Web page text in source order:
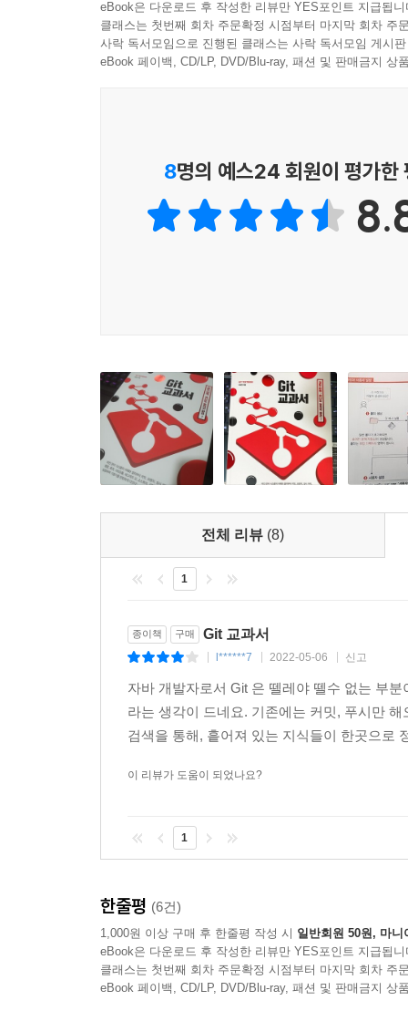
12.1 refs
__12.1.1 실습 환경 준비
__12.1.2 해시
__12.2.2 기록 확인
__12.2.3 기간 확인
__12.2.4 기록 유지
__12.4.1 실습 환경 준비
__12.4.2 저장소 분리
__12.4.3 저장소 분리
__12.4.4 저장소 연결
12.5 가비지 콜렉트
__12.5.2 압축 관리
__12.5.3 실행
__12.5.4 refs 압축
12.6 prune
__12.6.1 고립된 객체
__12.6.3 객체 삭제
__12.6.4 객체 정리
__12.6.5 원격 작업
12.7 rerere
__12.7.3 실습 준비
__12.7.4 충돌 및 기록
12.8 정리
자주 사용하는 명령어 모음
eBook은 다운로드 후 작성한 리뷰만 YES포인트 지급됩니
클래스는 첫번째 회차 주문확정 시점부터 마지막 회차 주
사락 독서모임으로 진행된 클래스는 사락 독서모임 게시
eBook 페이백, CD/LP, DVD/Blu-ray, 패션 및 판매금지 상
8명의 예스24 회원이 평가한
전체 리뷰 (8)
1
종이책 구매 Git 교과서
l******7 2022-05-06 신고
자바 개발자로서 Git 은 뗄레야 뗄수 없는 부
라는 생각이 드네요. 기존에는 커밋, 푸시만
검색을 통해, 흩어져 있는 지식들이 한곳으로
이 리뷰가 도움이 되었나요?
1
한줄평 (6건)
1,000원 이상 구매 후 한줄평 작성 시 일반회원 50원, 마니
eBook은 다운로드 후 작성한 리뷰만 YES포인트 지급됩니
클래스는 첫번째 회차 주문확정 시점부터 마지막 회차 주
eBook 페이백, CD/LP, DVD/Blu-ray, 패션 및 판매금지 상